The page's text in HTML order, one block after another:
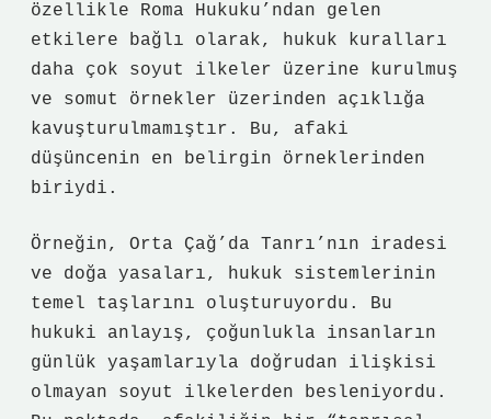
özellikle Roma Hukuku’ndan gelen
etkilere bağlı olarak, hukuk kuralları
daha çok soyut ilkeler üzerine kurulmuş
ve somut örnekler üzerinden açıklığa
kavuşturulmamıştır. Bu, afaki
düşüncenin en belirgin örneklerinden
biriydi.
Örneğin, Orta Çağ’da Tanrı’nın iradesi
ve doğa yasaları, hukuk sistemlerinin
temel taşlarını oluşturuyordu. Bu
hukuki anlayış, çoğunlukla insanların
günlük yaşamlarıyla doğrudan ilişkisi
olmayan soyut ilkelerden besleniyordu.